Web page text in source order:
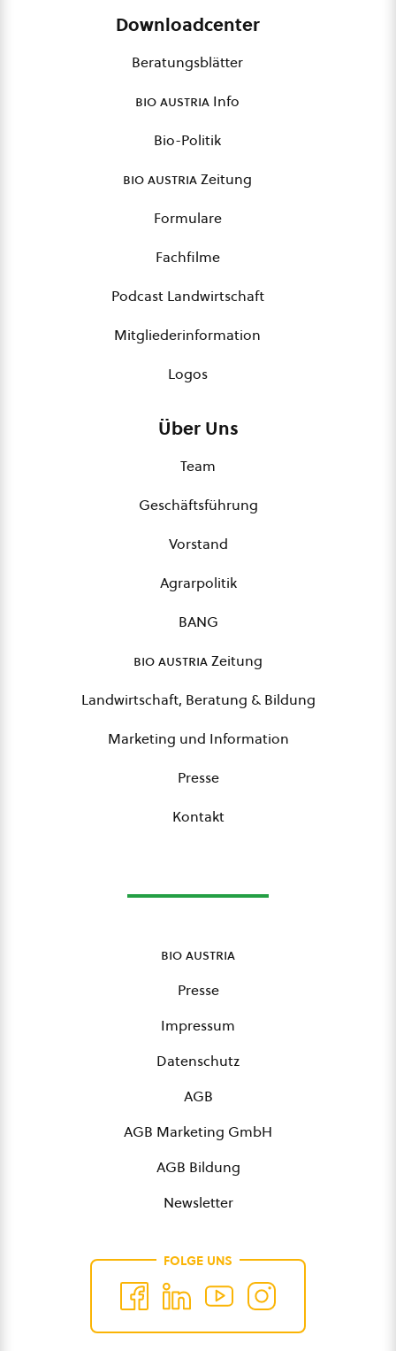
Downloadcenter
Beratungsblätter
bio austria Info
Bio-Politik
bio austriaZeitung
Formulare
Fachfilme
Podcast Landwirtschaft
Mitgliederinformation
Logos
Über Uns
Team
Geschäftsführung
Vorstand
Agrarpolitik
BANG
bio austriaZeitung
Landwirtschaft, Beratung & Bildung
Marketing und Information
Presse
Kontakt
bio austria
Presse
Impressum
Datenschutz
AGB
AGB Marketing GmbH
AGB Bildung
Newsletter
FOLGE UNS